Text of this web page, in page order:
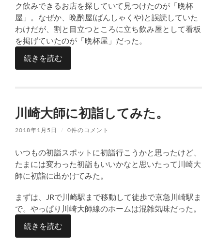
ク飲みできるお店を探していて見つけたのが「晩杯
屋」。なぜか、晩酌屋(ばんしゃくや)と誤読していた
わけだが、割と目立つところに立ち飲み屋として看板
を掲げていたのが「晩杯屋」だった。
続きを読む
川崎大師に初詣してみた。
2018年1月5日 / 0件のコメント
いつもの初詣スポットに初詣行こうかと思ったけど、
たまには変わった初詣もいいかなと思いたって川崎大
師に初詣に出かけてみた。
まずは、JRで川崎駅まで移動して徒歩で京急川崎駅ま
で。やっぱり川崎大師線のホームは混雑気味だった。
続きを読む